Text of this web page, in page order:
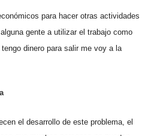
para hacer otras actividades
gente a utilizar el trabajo como
dinero para salir me voy a la
el desarrollo de este problema, el